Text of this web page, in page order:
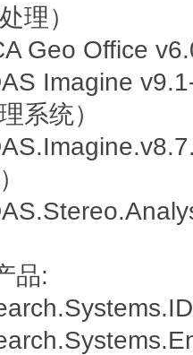
理）
Geo Office
Imagine
系统）
品: